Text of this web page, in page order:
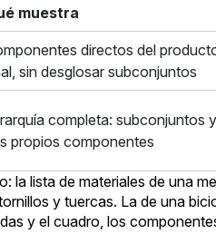
muestra
directos del
sin desglosar subconjuntos
completa: subconjuntos
propios componentes
la lista de materiales de una
y tuercas. La de una
y el cuadro, los